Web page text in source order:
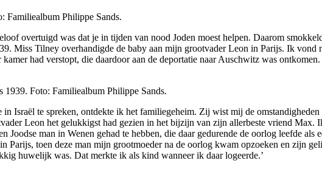
Familiealbum Philippe Sands.
overtuigd was dat je in tijden van nood Joden moest helpen. Daarom
Miss Tilney overhandigde de baby aan mijn grootvader Leon in Parijs. Ik
had verstopt, die daardoor aan de deportatie naar Auschwitz was ontkomen.
Foto: Familiealbum Philippe Sands.
Israël te spreken, ontdekte ik het familiegeheim. Zij wist mij de
Leon het gelukkigst had gezien in het bijzijn van zijn allerbeste vriend Max.
Joodse man in Wenen gehad te hebben, die daar gedurende de oorlog leefde
Parijs, toen deze man mijn grootmoeder na de oorlog kwam opzoeken en zijn
huwelijk was. Dat merkte ik als kind wanneer ik daar logeerde.’